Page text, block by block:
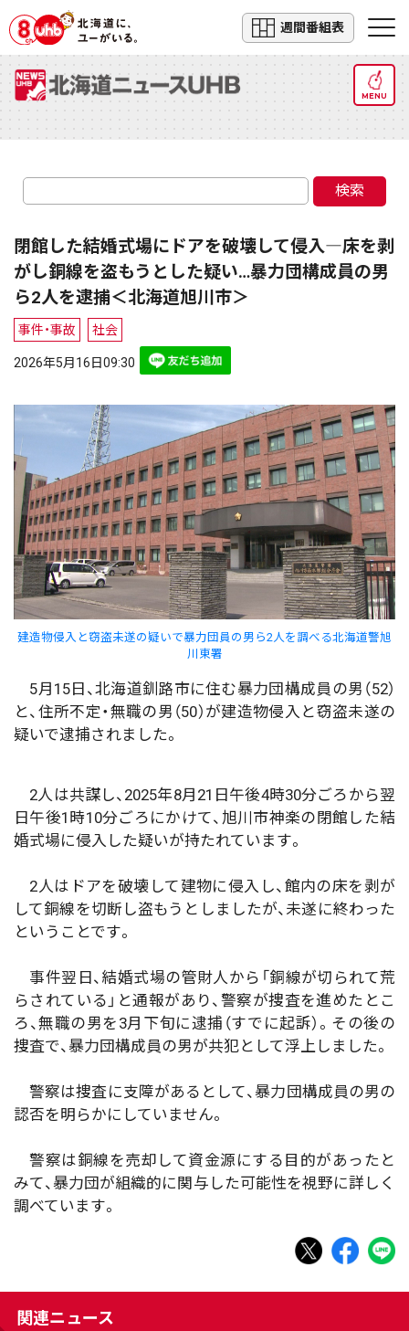
週間番組表
MENU
検索
閉館した結婚式場にドアを破壊して侵入―床を剥
がし銅線を盗もうとした疑い…暴力団構成員の男
ら2人を逮捕＜北海道旭川市＞
事件・事故 社会
2026年5月16日09:30
建造物侵入と窃盗未遂の疑いで暴力団員の男ら2人を調べる北海道警旭
川東署
5月15日、北海道釧路市に住む暴力団構成員の男（52）
と、住所不定・無職の男（50）が建造物侵入と窃盗未遂の
疑いで逮捕されました。
2人は共謀し、2025年8月21日午後4時30分ごろから翌
日午後1時10分ごろにかけて、旭川市神楽の閉館した結
婚式場に侵入した疑いが持たれています。
2人はドアを破壊して建物に侵入し、館内の床を剥が
して銅線を切断し盗もうとしましたが、未遂に終わった
ということです。
事件翌日、結婚式場の管財人から「銅線が切られて荒
らされている」と通報があり、警察が捜査を進めたとこ
ろ、無職の男を3月下旬に逮捕（すでに起訴）。その後の
捜査で、暴力団構成員の男が共犯として浮上しました。
警察は捜査に支障があるとして、暴力団構成員の男の
認否を明らかにしていません。
警察は銅線を売却して資金源にする目的があったと
みて、暴力団が組織的に関与した可能性を視野に詳しく
調べています。
関連ニュース